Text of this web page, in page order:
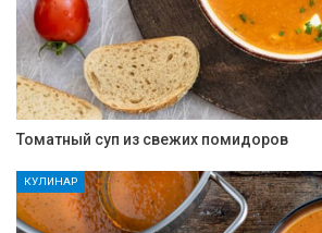
Томатный суп из свежих помидоров
КУЛИНАР